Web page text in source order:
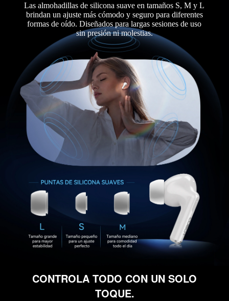
Las almohadillas de silicona suave en tamaños S, M y L
brindan un ajuste más cómodo y seguro para diferentes
formas de oído. Diseñados para largas sesiones de uso
sin presión ni molestias.
CONTROLA TODO CON UN SOLO
TOQUE.